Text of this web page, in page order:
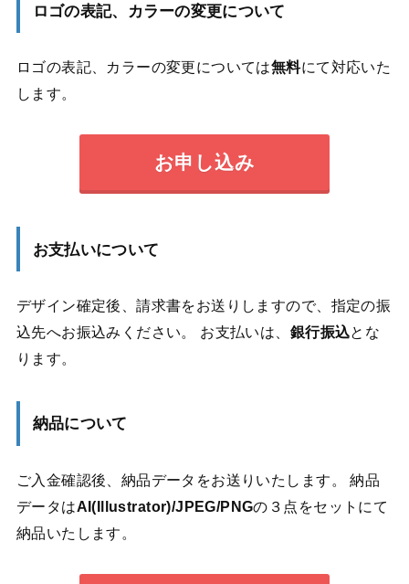
ロゴの表記、カラーの変更について
ロゴの表記、カラーの変更については無料にて対応いた
します。
お申し込み
お支払いについて
デザイン確定後、請求書をお送りしますので、指定の振
込先へお振込みください。 お支払いは、 銀行振込とな
ります。
納品について
ご入金確認後、納品データをお送りいたします。 納品
データはAI(Illustrator)/JPEG/PNGの３点をセットにて
納品いたします。